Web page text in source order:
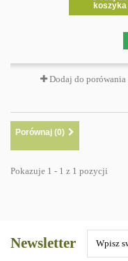
koszyka
Dodaj do porówania
Porównaj (0)
Pokazuje 1 - 1 z 1 pozycji
Newsletter